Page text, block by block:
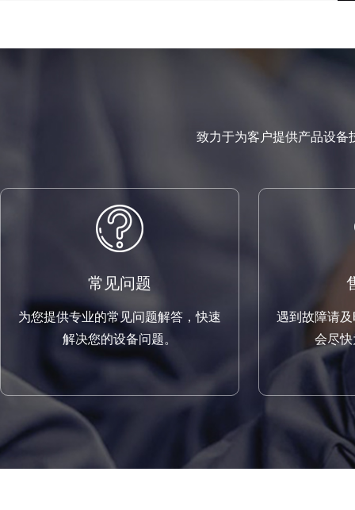
致力于为客户提供产品设备
常见问题
为您提供专业的常见问题解答，快速
解决您的设备问题。
遇到故障请
会尽